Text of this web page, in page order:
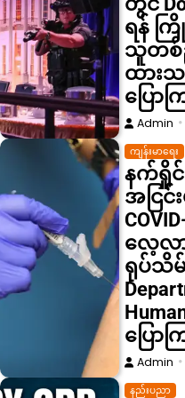
ရန် ကြို
သူတစ်
ထား
ပြော
Admin
ကျန်းမာရေး
နက်ရှို
အငြင်
လေ့လ
ရုပ်သိမ်
ပြော
Admin
နည်းပညာ